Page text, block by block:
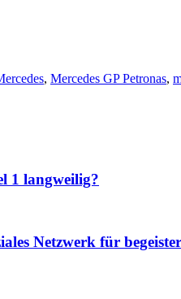
, Mercedes GP Petronas,
1 langweilig?
Netzwerk für